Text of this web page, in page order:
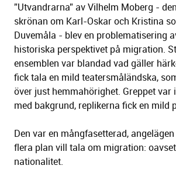
”Utvandrarna” av Vilhelm Moberg -
skrönan om Karl-Oskar och Kristina
Duvemåla - blev en problematisering
historiska perspektivet på migration.
ensemblen var blandad vad gäller
fick tala en mild teatersmåländska,
över just hemmahörighet. Greppet var
med bakgrund, replikerna fick en mild
Den var en mångfasetterad,
flera plan vill tala om migration:
nationalitet.